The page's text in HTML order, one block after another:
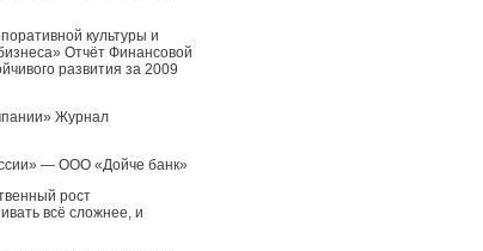
культуры и
Отчёт Финансовой
развития за 2009
Журнал
— ООО «Дойче банк»
рост
всё сложнее, и